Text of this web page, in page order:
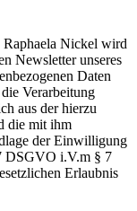
Raphaela Nickel wird
Newsletter unseres
Daten
Verarbeitung
aus der hierzu
die mit ihm
der Einwilligung
DSGVO i.V.m § 7
Erlaubnis